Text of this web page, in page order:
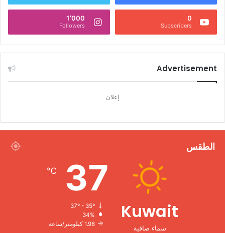
0
Subscribers
1٬000
Followers
Advertisement
إعلان
الطقس
Kuwait
سماء صافية
37
℃
34%
1.98 كيلومتر/ساعة